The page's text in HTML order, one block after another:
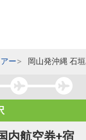
ー 岡山発沖縄 石
内航空券+宿